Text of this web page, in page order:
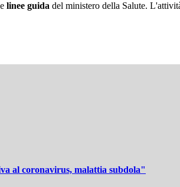
linee guida del ministero della Salute.
al coronavirus, malattia subdola"